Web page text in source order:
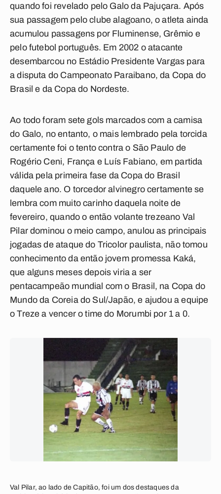
quando foi revelado pelo Galo da Pajuçara. Após
sua passagem pelo clube alagoano, o atleta ainda
acumulou passagens por Fluminense, Grêmio e
pelo futebol português. Em 2002 o atacante
desembarcou no Estádio Presidente Vargas para
a disputa do Campeonato Paraibano, da Copa do
Brasil e da Copa do Nordeste.
Ao todo foram sete gols marcados com a camisa
do Galo, no entanto, o mais lembrado pela torcida
certamente foi o tento contra o São Paulo de
Rogério Ceni, França e Luís Fabiano, em partida
válida pela primeira fase da Copa do Brasil
daquele ano. O torcedor alvinegro certamente se
lembra com muito carinho daquela noite de
fevereiro, quando o então volante trezeano Val
Pilardominou o meio campo, anulou as principais
jogadas de ataque do Tricolor paulista, não tomou
conhecimento da então jovem promessa Kaká,
que alguns meses depois viria a ser
pentacampeão mundial com o Brasil, na Copa do
Mundo da Coreia do Sul/Japão, e ajudou a equipe
o Treze a vencer o time do Morumbi por 1 a 0.
Val Pilar, ao lado de Capitão, foi um dos destaques da